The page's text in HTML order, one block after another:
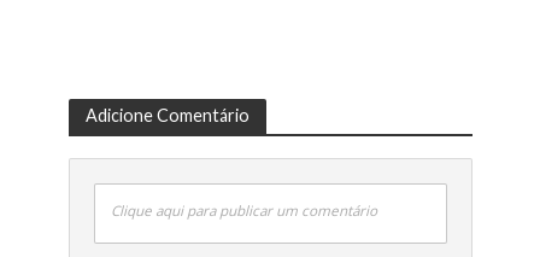
Adicione Comentário
Clique aqui para publicar um comentário